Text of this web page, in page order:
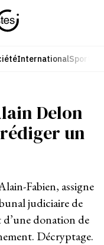
InternationalSport
Delon
un
Fabien, assigne
judiciaire de
donation de
Décryptage.